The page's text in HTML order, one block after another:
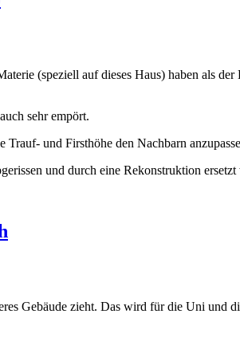
(speziell auf dieses Haus) haben als
sehr empört.
und Firsthöhe den Nachbarn
und durch eine Rekonstruktion
Gebäude zieht. Das wird für die Uni und